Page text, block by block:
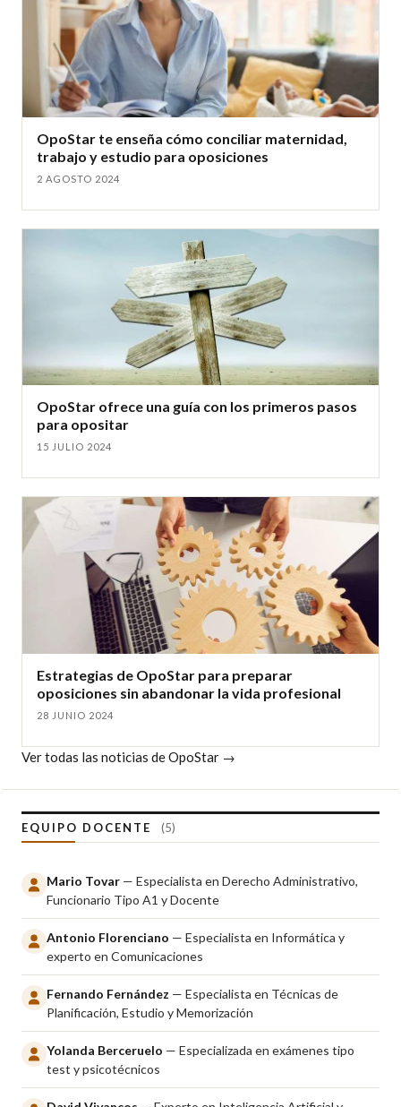
OpoStar te enseña cómo conciliar maternidad,
trabajo y estudio para oposiciones
2 AGOSTO 2024
OpoStar ofrece una guía con los primeros pasos
para opositar
15 JULIO 2024
Estrategias de OpoStar para preparar
oposiciones sin abandonar la vida profesional
28 JUNIO 2024
Ver todas las noticias de OpoStar →
EQUIPO DOCENTE (5)
Mario Tovar — Especialista en Derecho Administrativo,
Funcionario Tipo A1 y Docente
Antonio Florenciano — Especialista en Informática y
experto en Comunicaciones
Fernando Fernández — Especialista en Técnicas de
Planificación, Estudio y Memorización
Yolanda Berceruelo — Especializada en exámenes tipo
test y psicotécnicos